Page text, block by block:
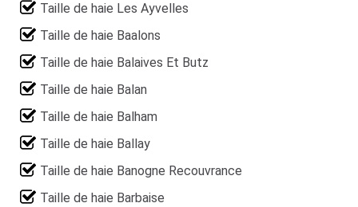
Taille de haie Les Ayvelles
Taille de haie Baalons
Taille de haie Balaives Et Butz
Taille de haie Balan
Taille de haie Balham
Taille de haie Ballay
Taille de haie Banogne Recouvrance
Taille de haie Barbaise